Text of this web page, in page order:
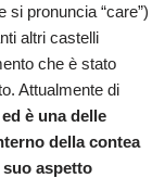
si pronuncia “care”)
altri castelli
che è stato
Attualmente di
è una delle
della contea
suo aspetto